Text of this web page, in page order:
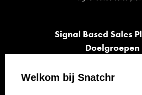
Signal Based Sales
Doelgroepen
Opvolging
Welkom bij Snatchr